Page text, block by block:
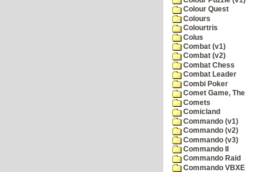
Colour Quest
Colours
Colourtris
Colus
Combat (v1)
Combat (v2)
Combat Chess
Combat Leader
Combi Poker
Comet Game, The
Comets
Comicland
Commando (v1)
Commando (v2)
Commando (v3)
Commando II
Commando Raid
Commando VBXE